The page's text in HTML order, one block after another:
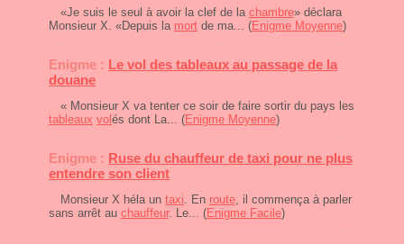
«Je suis le seul à avoir la clef de la chambre» déclara
Monsieur X. «Depuis la mort de ma... (Enigme Moyenne)
Enigme : Le vol des tableaux au passage de la
douane
« Monsieur X va tenter ce soir de faire sortir du pays les
tableaux vol és dont La... (Enigme Moyenne)
Enigme : Ruse du chauffeur de taxi pour ne plus
entendre son client
Monsieur X héla un taxi. En route, il commença à parler
sans arrêt au chauffeur. Le... (Enigme Facile)